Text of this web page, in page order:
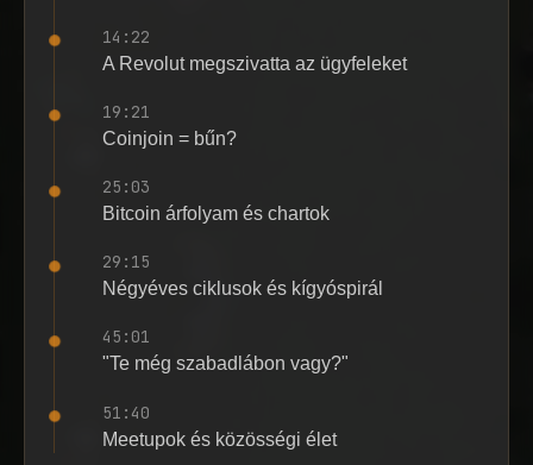
14:22
A Revolut megszivatta az ügyfeleket
19:21
Coinjoin = bűn?
25:03
Bitcoin árfolyam és chartok
29:15
Négyéves ciklusok és kígyóspirál
45:01
"Te még szabadlábon vagy?"
51:40
Meetupok és közösségi élet